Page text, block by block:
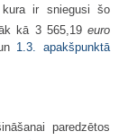
kura ir sniegusi šo
kā 3 565,19euro
1.3. apakšpunktā
paredzētos